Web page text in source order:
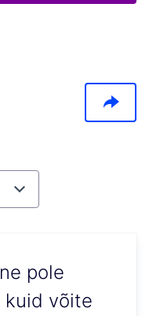
pole
kuid võite